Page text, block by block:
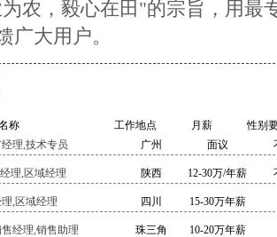
农，毅心在田"的宗旨，用最
广大用户。
称 工作地点 月薪
性别
理,技术专员
广州 面议
理,区域经理 陕西 12-30万/年薪
理,区域经理 四川 15-30万年薪
经理,销售助理 珠三角 10-20万年薪